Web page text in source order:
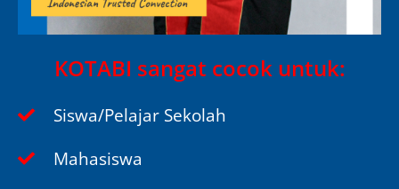
KOTABI sangat cocok untuk:
Siswa/Pelajar Sekolah
Mahasiswa